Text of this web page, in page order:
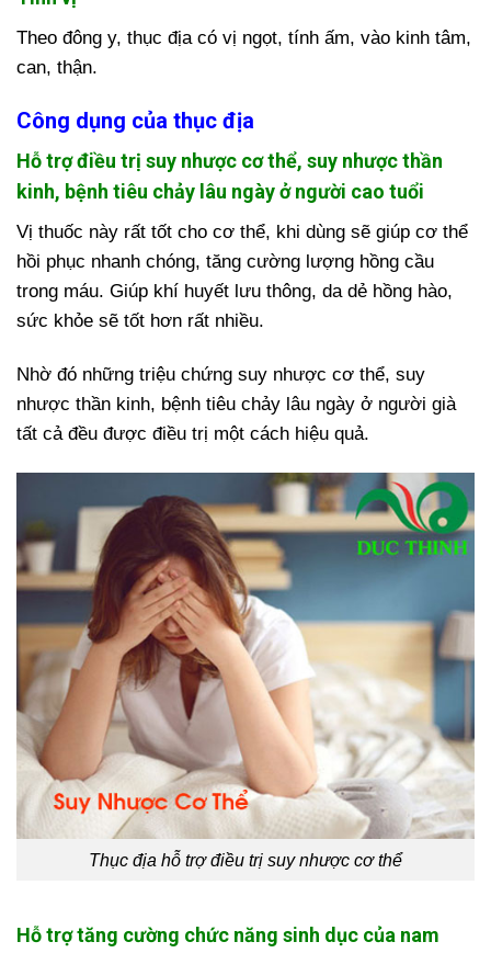
Theo đông y, thục địa có vị ngọt, tính ấm, vào kinh tâm,
can, thận.
Công dụng của thục địa
Hỗ trợ điều trị suy nhược cơ thể, suy nhược thần
kinh, bệnh tiêu chảy lâu ngày ở người cao tuổi
Vị thuốc này rất tốt cho cơ thể, khi dùng sẽ giúp cơ thể
hồi phục nhanh chóng, tăng cường lượng hồng cầu
trong máu. Giúp khí huyết lưu thông, da dẻ hồng hào,
sức khỏe sẽ tốt hơn rất nhiều.
Nhờ đó những triệu chứng suy nhược cơ thể, suy
nhược thần kinh, bệnh tiêu chảy lâu ngày ở người già
tất cả đều được điều trị một cách hiệu quả.
Thục địa hỗ trợ điều trị suy nhược cơ thể
Hỗ trợ tăng cường chức năng sinh dục của nam